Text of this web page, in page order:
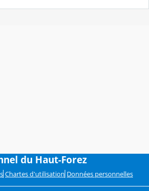
du Haut-Forez
Chartes d'utilisation Données personnelles